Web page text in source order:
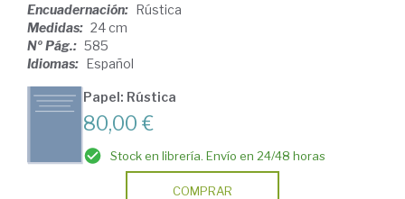
Encuadernación: Rústica
Medidas: 24 cm
Nº Pág.: 585
Idiomas: Español
Papel: Rústica
80,00 €
Stock en librería. Envío en 24/48 horas
COMPRAR